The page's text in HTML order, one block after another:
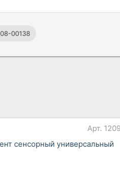
00138
Арт.